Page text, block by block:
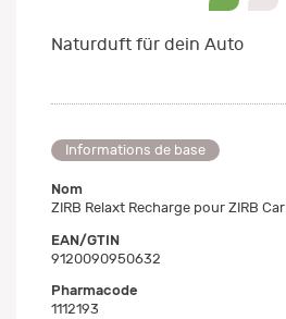
Naturduft für dein Auto
Informations de base
Nom
ZIRB Relaxt Recharge pour ZIRB Car
EAN/GTIN
9120090950632
Pharmacode
1112193